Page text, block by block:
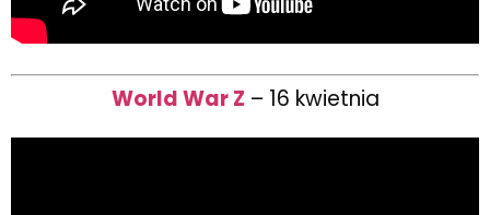
World War Z – 16 kwietnia